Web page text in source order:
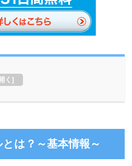
く ]
は？～基本情報～